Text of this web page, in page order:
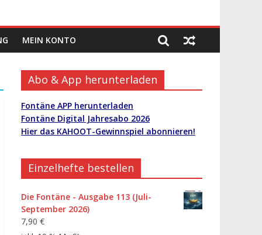
MEIN KONTO
Abo & App herunterladen
Fontäne APP herunterladen
Fontäne Digital Jahresabo 2026
Hier das KAHOOT-Gewinnspiel abonnieren!
Einzelhefte bestellen
Die Fontäne - Ausgabe 113 (Juli-
September 2026)
7,90 €